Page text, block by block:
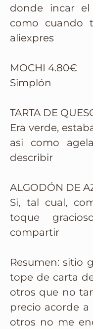
donde incar
como cuando
aliexpres
MOCHI 4.80€
Simplón
TARTA DE
Era verde,
asi como
describir
ALGODÓN DE
Si, tal cual,
toque
compartir
Resumen: sitio
tope de carta
otros que no
precio acorde
otros no me